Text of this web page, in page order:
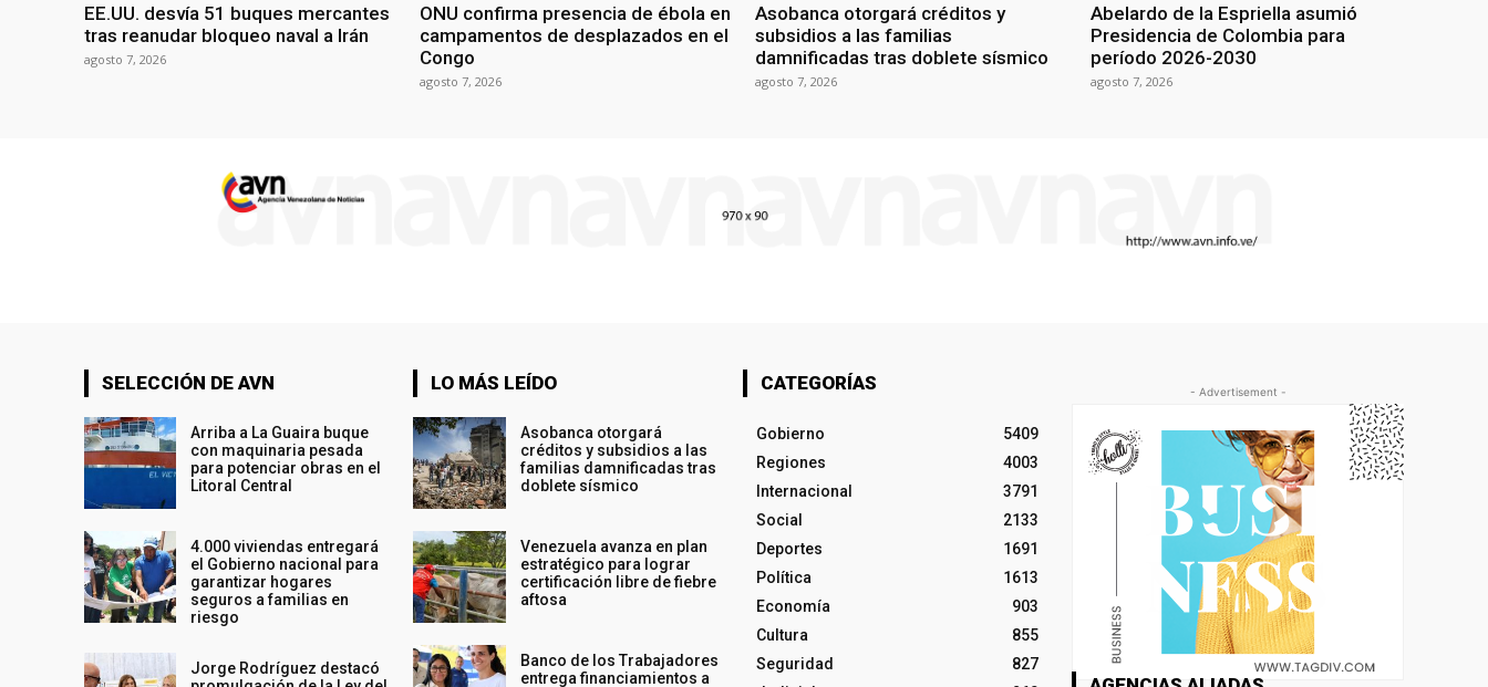
EE.UU. desvía 51 buques mercantes
tras reanudar bloqueo naval a Irán
agosto 7, 2026
ONU confirma presencia de ébola en
campamentos de desplazados en el
Congo
agosto 7, 2026
Asobanca otorgará créditos y
subsidios a las familias
damnificadas tras doblete sísmico
agosto 7, 2026
Abelardo de la Espriella asumió
Presidencia de Colombia para
período 2026-2030
agosto 7, 2026
SELECCIÓN DE AVN
Arriba a La Guaira buque
con maquinaria pesada
para potenciar obras en el
Litoral Central
4.000 viviendas entregará
el Gobierno nacional para
garantizar hogares
seguros a familias en
riesgo
Jorge Rodríguez destacó
LO MÁS LEÍDO
Asobanca otorgará
créditos y subsidios a las
familias damnificadas tras
doblete sísmico
Venezuela avanza en plan
estratégico para lograr
certificación libre de fiebre
aftosa
Banco de los Trabajadores
entrega financiamientos a
CATEGORÍAS
Gobierno
5409
Regiones
4003
Internacional
3791
Social
2133
Deportes
1691
Política
1613
Economía
903
Cultura
855
Seguridad
827
- Advertisement -